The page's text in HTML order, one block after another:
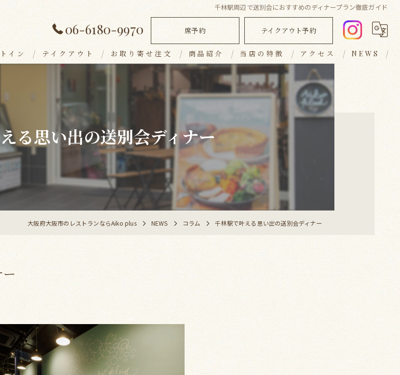
千林駅周辺で送別会におすすめのディナープラン徹底ガイド
06-6180-9970 席予約 テイクアウト予約
イン
メニュー
ト
ルト
ク
ィープラン
テイクアウト お取り寄せ注文 商品紹介 当店の特徴
ランチ
キッシュ
おしゃれ
アクセス NEWS
る思い出の送別会ディナー
大阪府大阪市のレストランならAiko plus NEWS コラム 千林駅で叶える思い出の送別会ディナー